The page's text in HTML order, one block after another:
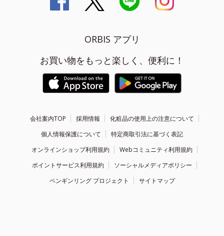
ORBIS アプリ
お買い物をもっと楽しく、便利に！
会社案内TOP 採用情報
化粧品の使用上の注意について
個人情報保護について
特定商取引法に基づく表記
オンラインショップ利用規約
Webコミュニティ利用規約
ポイントサービス利用規約
ソーシャルメディアポリシー
ペンギンリング プロジェクト
サイトマップ